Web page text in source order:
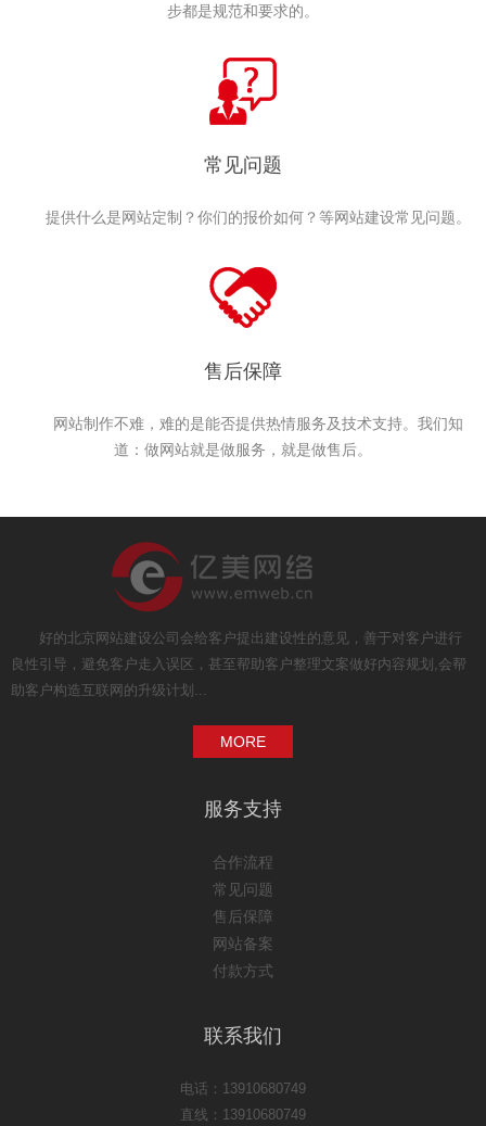
步都是规范和要求的。
常见问题
提供什么是网站定制？你们的报价如何？等网站建设常见问题。
售后保障
网站制作不难，难的是能否提供热情服务及技术支持。我们知
道：做网站就是做服务，就是做售后。
好的北京网站建设公司会给客户提出建设性的意见，善于对客户进行
良性引导，避免客户走入误区，甚至帮助客户整理文案做好内容规划,会帮
助客户构造互联网的升级计划...
MORE
服务支持
合作流程
常见问题
售后保障
网站备案
付款方式
联系我们
电话：13910680749
直线：13910680749